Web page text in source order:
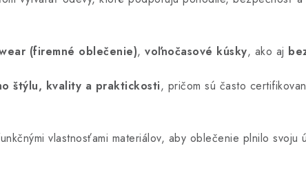
(firemné oblečenie), voľnočasové kúsky, ako aj
štýlu, kvality a praktickosti, pričom sú často
vlastnosťami materiálov, aby oblečenie plnilo